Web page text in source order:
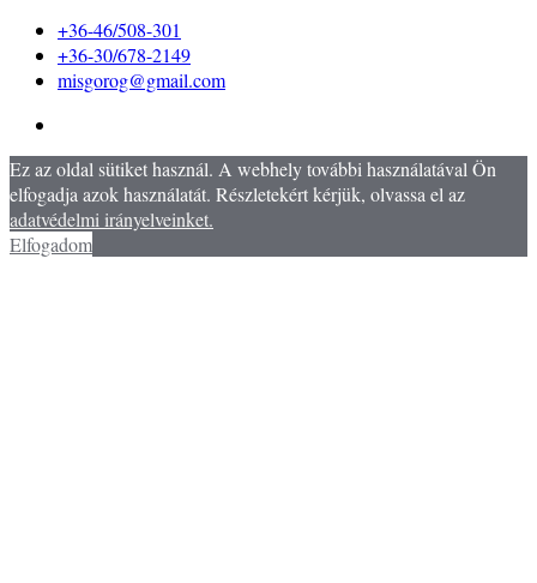
+36-46/508-301
+36-30/678-2149
misgorog@gmail.com
Ez az oldal sütiket használ. A webhely további használatával Ön
elfogadja azok használatát. Részletekért kérjük, olvassa el az
adatvédelmi irányelveinket.
Elfogadom